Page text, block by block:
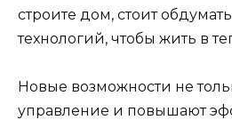
строите дом, стоит
технологий, чтобы жить в
Новые возможности не
управление и повышают